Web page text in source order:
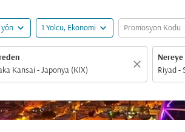
yön expand_more 1 Yolcu, Ekonomi expand_more Promosyon Kodu
close
Nereye